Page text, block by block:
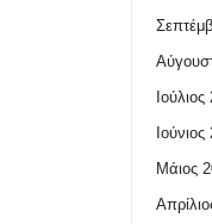
Μάιος